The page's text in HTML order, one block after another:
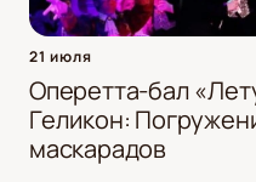
21 июля
Оперетта-бал
Геликон:
маскарадов